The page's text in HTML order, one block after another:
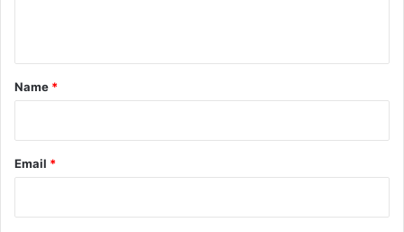
*
Name *
Email *